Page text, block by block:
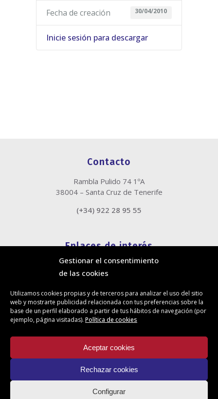
Gestionar el consentimiento
de las cookies
Utilizamos cookies propias y de terceros para analizar el uso del sitio
web y mostrarte publicidad relacionada con tus preferencias sobre la
base de un perfil elaborado a partir de tus hábitos de navegación (por
ejemplo, página visitadas). Política de cookies
Aceptar cookies
Rechazar cookies
Configurar
Fecha de creación 30/04/2010
Inicie sesión para descargar
Contacto
Rambla Pulido 74 1ºA
38004 – Santa Cruz de Tenerife
(+34) 922 28 95 55
Enlaces de interés
Política de cookies
Política de privacidad
Canal de denuncias
Protección de privacidad en redes sociales
Síguenos
Actualidad
Contacto